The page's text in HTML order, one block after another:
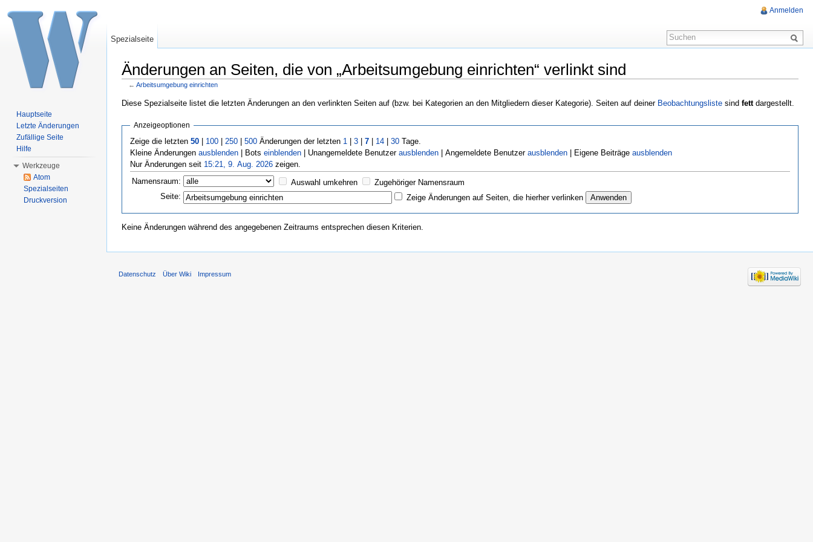
Änderungen an Seiten, die von „Arbeitsumgebung einrichten“ verlinkt sind
← Arbeitsumgebung einrichten
Diese Spezialseite listet die letzten Änderungen an den verlinkten Seiten auf (bzw. bei Kategorien an den Mitgliedern dieser Kategorie). Seiten auf deiner Beobachtungsliste sind fettdargestellt.
Anzeigeoptionen
Zeige die letzten 50| 100| 250| 500Änderungen der letzten 1 | 3| 7| 14| 30Tage.
Kleine Änderungen ausblenden| Bots einblenden| Unangemeldete Benutzer ausblenden| Angemeldete Benutzer ausblenden| Eigene Beiträge ausblenden
Nur Änderungen seit 15:21, 9. Aug. 2026zeigen.
Namensraum:
Auswahl umkehren
Zugehöriger Namensraum
Seite:
Zeige Änderungen auf Seiten, die hierher verlinken
Keine Änderungen während des angegebenen Zeitraums entsprechen diesen Kriterien.
Anmelden
Spezialseite
Hauptseite
Letzte Änderungen
Zufällige Seite
Hilfe
Werkzeuge
Atom
Spezialseiten
Druckversion
Datenschutz Über Wiki Impressum